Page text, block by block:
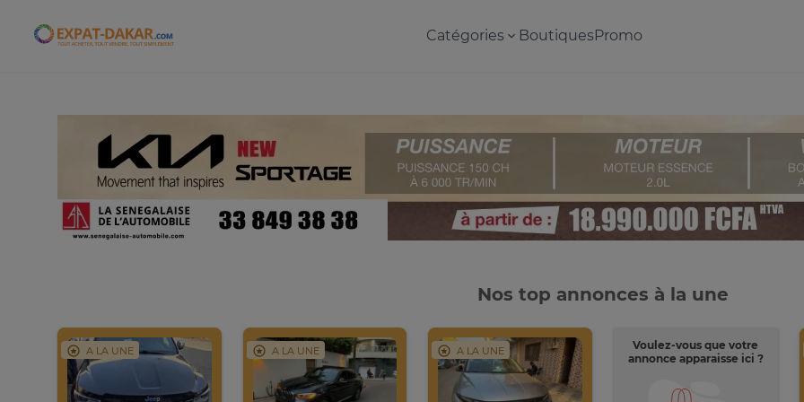
Expat-Dakar Catégories BoutiquesPromo
Nos top annonces à la une
A LA UNE A LA UNE A LA UNE
Voulez-vous que votre
annonce apparaisse ici ?